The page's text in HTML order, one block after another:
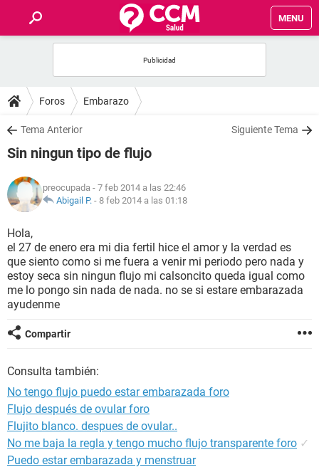
MENU
FOROS
SALUD
NUTRICIÓN
BIENESTAR
SEXUALIDAD
GLOSARIO
Foros Embarazo
Tema Anterior Siguiente Tema
Sin ningun tipo de flujo
preocupada - 7 feb 2014 a las 22:46
Abigail P. - 8 feb 2014 a las 01:18
Hola,
el 27 de enero era mi dia fertil hice el amor y la verdad es
que siento como si me fuera a venir mi periodo pero nada y
estoy seca sin ningun flujo mi calsoncito queda igual como
me lo pongo sin nada de nada. no se si estare embarazada
ayudenme
Compartir
Consulta también:
No tengo flujo puedo estar embarazada foro
Flujo después de ovular foro
Flujito blanco. despues de ovular..
No me baja la regla y tengo mucho flujo transparente foro ✓
Puedo estar embarazada y menstruar